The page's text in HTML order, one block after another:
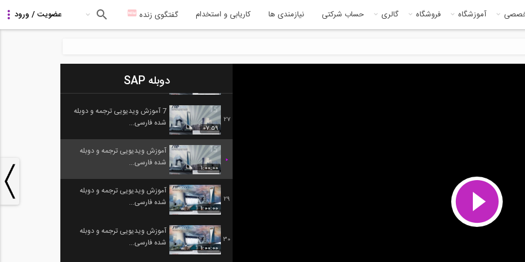
آموزشگاه فروشگاه گالری حساب شرکتی نیازمندی ها کاریابی و استخدام گفتگوی زنده
دوبله SAP
1:00:00
آموزش ویدیویی ترجمه و دوبله
شده فارسی...
27
07:59
7 آموزش ویدیویی ترجمه و دوبله
شده فارسی...
1:00:00
آموزش ویدیویی ترجمه و دوبله
شده فارسی...
29
1:00:00
آموزش ویدیویی ترجمه و دوبله
شده فارسی...
30
1:00:00
آموزش ویدیویی ترجمه و دوبله
شده فارسی...